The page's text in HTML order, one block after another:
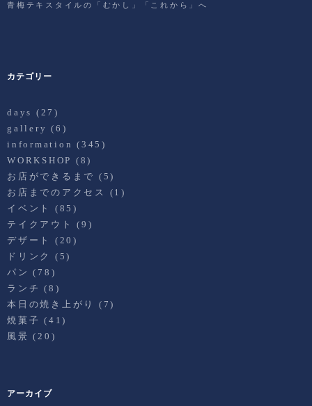
青梅テキスタイルの「むかし」「これから」へ
カテゴリー
days (27)
gallery (6)
information (345)
WORKSHOP (8)
お店ができるまで (5)
お店までのアクセス
(1)
イベント
(85)
テイクアウト
(9)
デザート
(20)
ドリンク
(5)
パン (78)
ランチ (8)
本日の焼き上がり
(7)
焼菓子 (41)
風景 (20)
アーカイブ